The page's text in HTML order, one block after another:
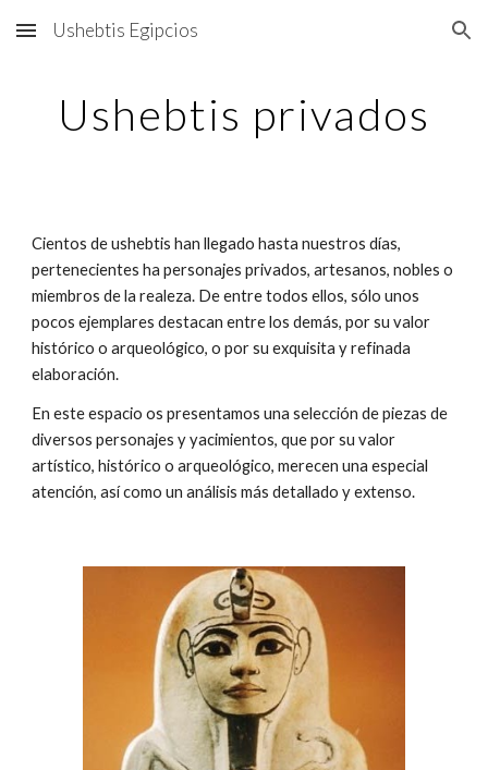
Skip to main content Skip to navigation
Ushebtis Egipcios
Ushebtis privados
Cientos de ushebtis han llegado hasta nuestros días,
pertenecientes ha personajes privados, artesanos, nobles o
miembros de la realeza. De entre todos ellos, sólo unos
pocos ejemplares destacan entre los demás, por su valor
histórico o arqueológico, o por su exquisita y refinada
elaboración.
En este espacio os presentamos una selección de piezas de
diversos personajes y yacimientos, que por su valor
artístico, histórico o arqueológico, merecen una especial
atención, así como un análisis más detallado y extenso.